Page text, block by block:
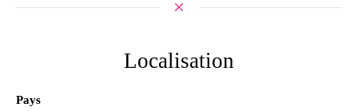
Localisation
Pays